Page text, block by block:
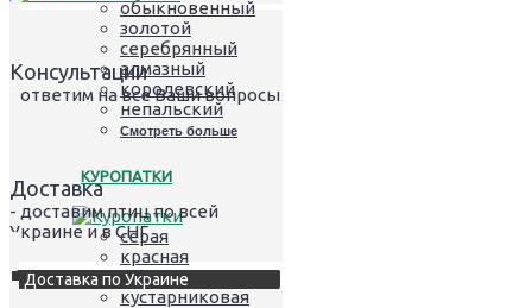
обыкновенный
золотой
серебрянный
алмазный
королевский
непальский
Смотреть больше
КУРОПАТКИ
серая
красная
кеклик
кустарниковая
Консультации
- ответим на все Ваши вопросы
Доставка
- доставим птиц по всей
Украине и в СНГ
Доставка по Украине